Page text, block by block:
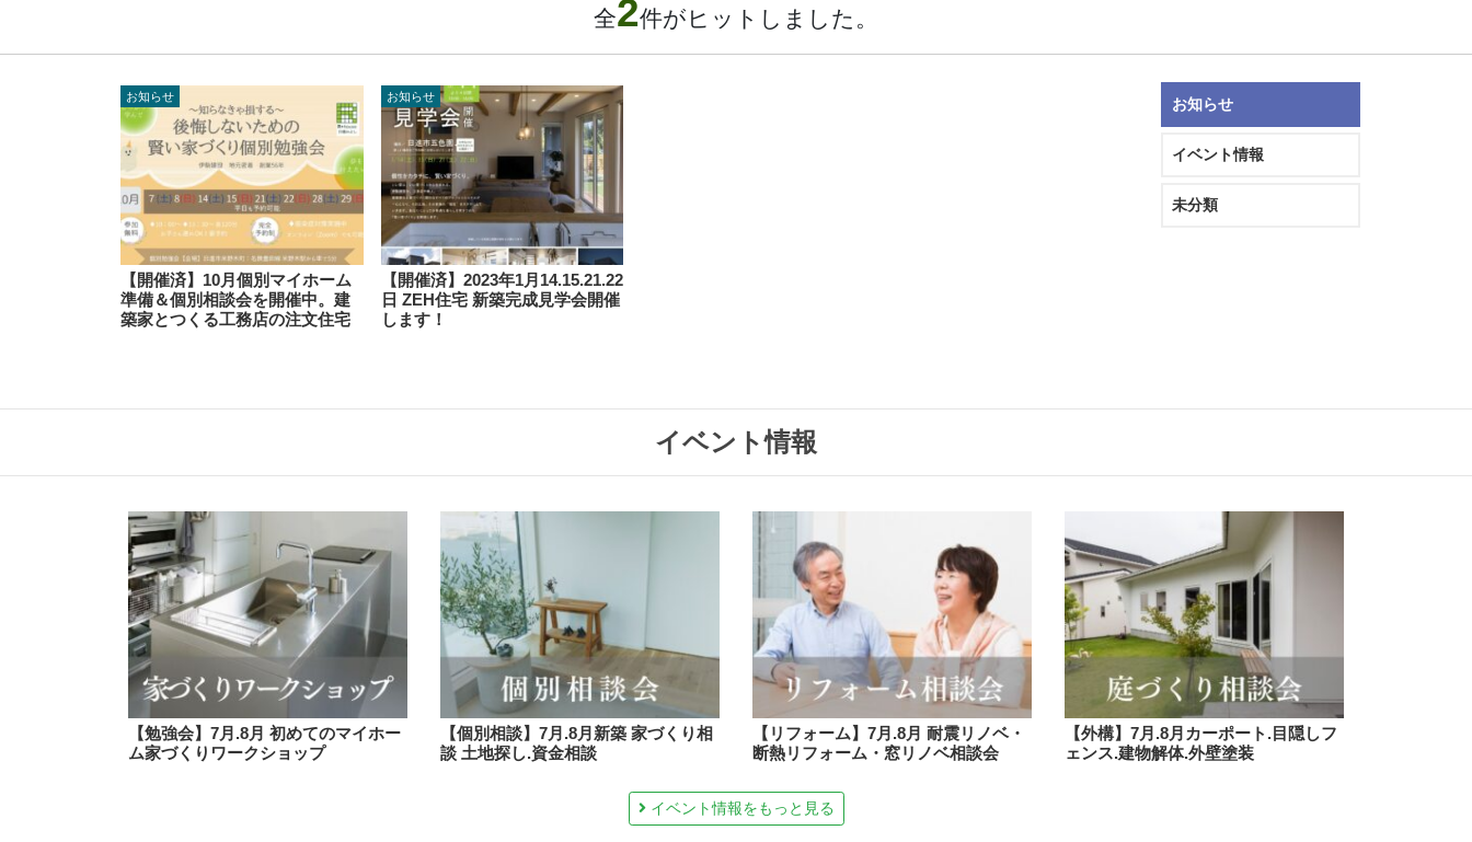
全2件がヒットしました。
【開催済】10月個別マイホーム
準備＆個別相談会を開催中。建
築家とつくる工務店の注文住宅
お知らせ
【開催済】2023年1月14.15.21.22
日 ZEH住宅 新築完成見学会開催
します！
お知らせ お知らせ
イベント情報
未分類
イベント情報
【勉強会】7月.8月 初めてのマイホー
ム家づくりワークショップ
【個別相談】7月.8月新築 家づくり相
談 土地探し.資金相談
【リフォーム】7月.8月 耐震リノベ・
断熱リフォーム・窓リノベ相談会
【外構】7月.8月カーポート.目隠しフ
ェンス.建物解体.外壁塗装
イベント情報をもっと見る